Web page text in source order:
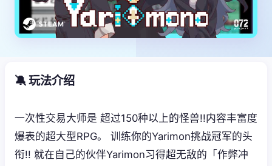
🔕 玩法介绍
一次性交易大师是 超过150种以上的怪兽!!内容丰富度
爆表的超大型RPG。 训练你的Yarimon挑战冠军的头
衔!! 就在自己的伙伴Yarimon习得超无敌的「作弊冲